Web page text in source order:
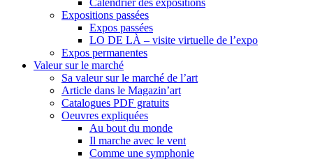
Calendrier des expositions
Expositions passées
Expos passées
LO DE LÀ – visite virtuelle de l’expo
Expos permanentes
Valeur sur le marché
Sa valeur sur le marché de l’art
Article dans le Magazin’art
Catalogues PDF gratuits
Oeuvres expliquées
Au bout du monde
Il marche avec le vent
Comme une symphonie